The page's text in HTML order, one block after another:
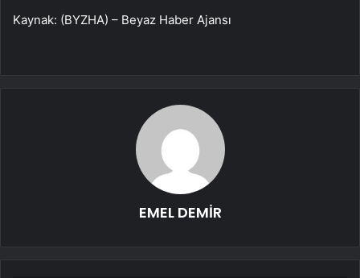
Kaynak: (BYZHA) – Beyaz Haber Ajansı
EMEL DEMİR